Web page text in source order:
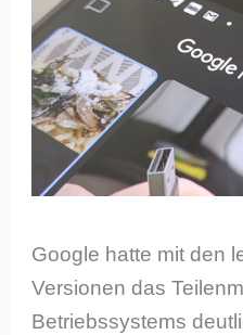
Google hatte mit den
Versionen das
Betriebssystems